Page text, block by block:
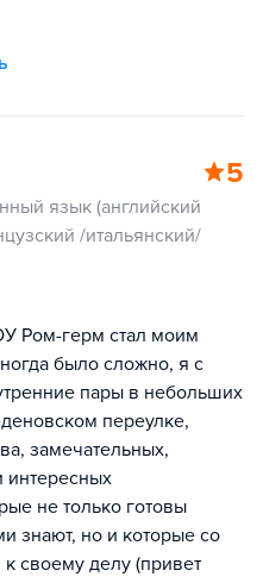
5
язык (английский
/итальянский/
Ром-герм стал моим
было сложно, я с
пары в небольших
переулке,
замечательных,
интересных
не только готовы
знают, но и которые со
своему делу (привет